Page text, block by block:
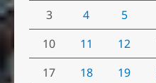
3
4 5
10
11 12
17
18 19